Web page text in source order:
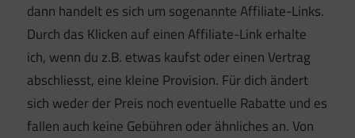
dann handelt es sich um sogenannte Affiliate-Links.
Durch das Klicken auf einen Affiliate-Link erhalte
ich, wenn du z.B. etwas kaufst oder einen Vertrag
abschliesst, eine kleine Provision. Für dich ändert
sich weder der Preis noch eventuelle Rabatte und es
fallen auch keine Gebühren oder ähnliches an. Von